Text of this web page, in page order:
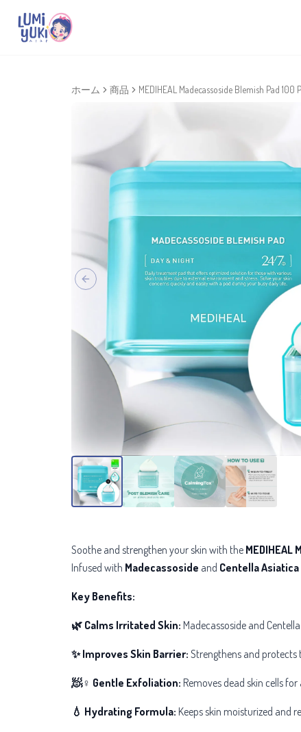
ホーム 商品 MEDIHEAL Madecassoside Blemish Pad 100
Previous slide
Soothe and strengthen your skin with the
Infused with Madecassoside and Centella
Key Benefits:
🌿 Calms Irritated Skin: Madecassoside and
✨ Improves Skin Barrier: Strengthens and protects
🧖♀️ Gentle Exfoliation: Removes dead skin cells
💧 Hydrating Formula: Keeps skin moisturized and